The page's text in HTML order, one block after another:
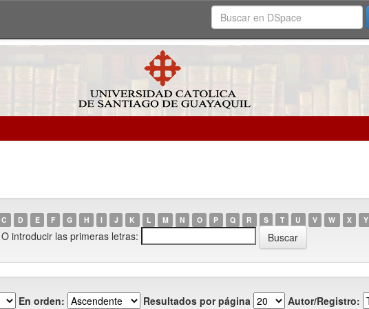
C D E F G H I J K L M N O P Q R S T U V W X Y
O introducir las primeras letras:
En orden: Resultados por página Autor/Registro: